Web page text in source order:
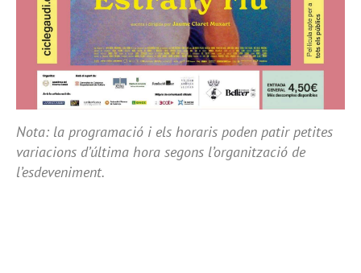
Nota: la programació i els horaris poden patir petites
variacions d’última hora segons l’organització de
l’esdeveniment.